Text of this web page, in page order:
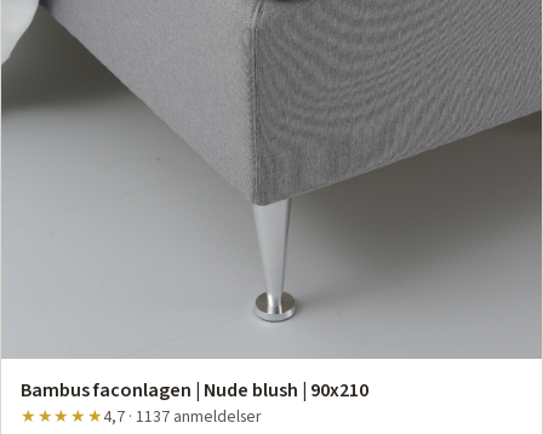
Bambus faconlagen | Nude blush | 90x210
★★★★★4,7 · 1137 anmeldelser